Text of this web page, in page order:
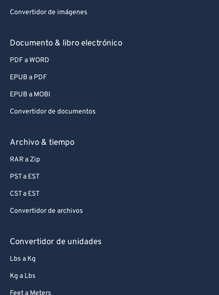
Convertidor de imágenes
Documento & libro electrónico
PDF a WORD
EPUB a PDF
EPUB a MOBI
Convertidor de documentos
Archivo & tiempo
RAR a Zip
PST a EST
CST a EST
Convertidor de archivos
Convertidor de unidades
Lbs a Kg
Kg a Lbs
Feet a Meters